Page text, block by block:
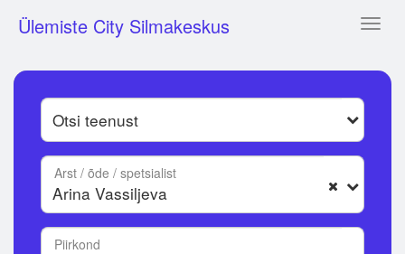
Ülemiste City Silmakeskus
Arst / õde / spetsialist
Piirkond